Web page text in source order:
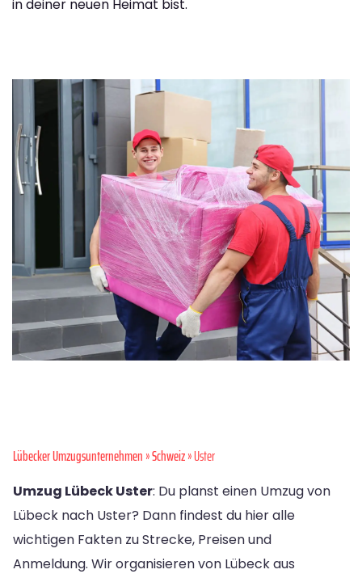
in deiner neuen Heimat bist.
Lübecker Umzugsunternehmen»Schweiz» Uster
Umzug Lübeck Uster: Du planst einen Umzug von
Lübeck nach Uster? Dann findest du hier alle
wichtigen Fakten zu Strecke, Preisen und
Anmeldung. Wir organisieren von Lübeck aus